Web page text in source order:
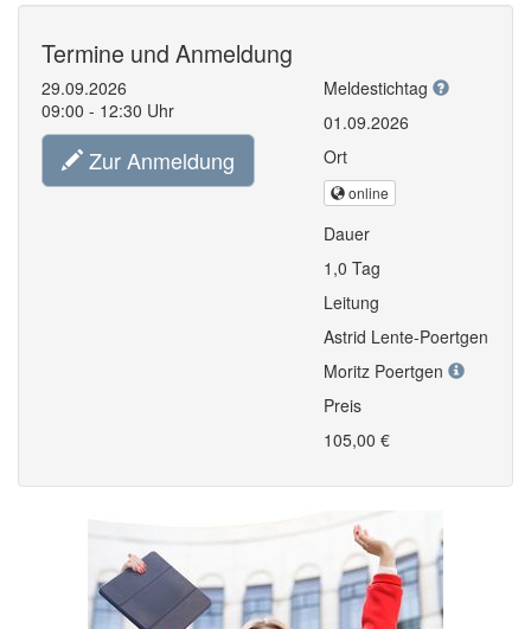
Termine und Anmeldung
29.09.2026
09:00 - 12:30 Uhr
Zur Anmeldung
Meldestichtag
01.09.2026
Ort
online
Dauer
1,0 Tag
Leitung
Astrid Lente-Poertgen
Moritz Poertgen
Preis
105,00 €